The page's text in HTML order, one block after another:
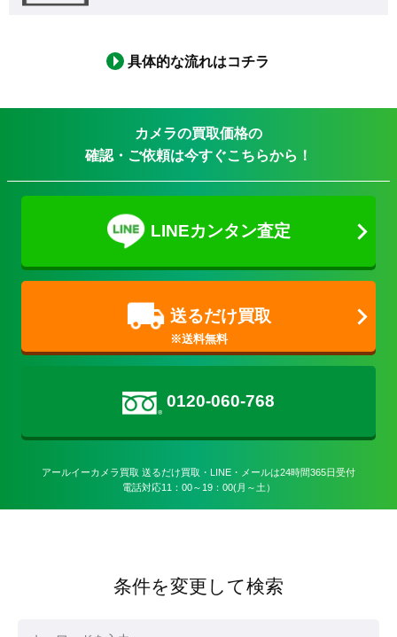
具体的な流れはコチラ
カメラの買取価格の
確認・ご依頼は今すぐこちらから！
LINEカンタン査定
送るだけ買取
0120-060-768
アールイーカメラ買取 送るだけ買取・LINE・メールは24時間365日受付
電話対応11：00～19：00(月～土）
条件を変更して検索